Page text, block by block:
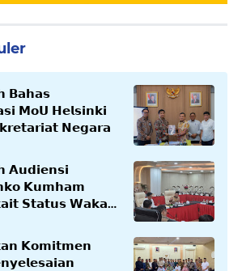
𝗕𝗮𝗵𝗮𝘀
𝗠𝗼𝗨 𝗛𝗲𝗹𝘀𝗶𝗻𝗸𝗶
𝗡𝗲𝗴𝗮𝗿𝗮
𝗞𝘂𝗺𝗵𝗮𝗺
𝗦𝘁𝗮𝘁𝘂𝘀 𝗪𝗮𝗸𝗮𝗳
𝗞𝗼𝗺𝗶𝘁𝗺𝗲𝗻